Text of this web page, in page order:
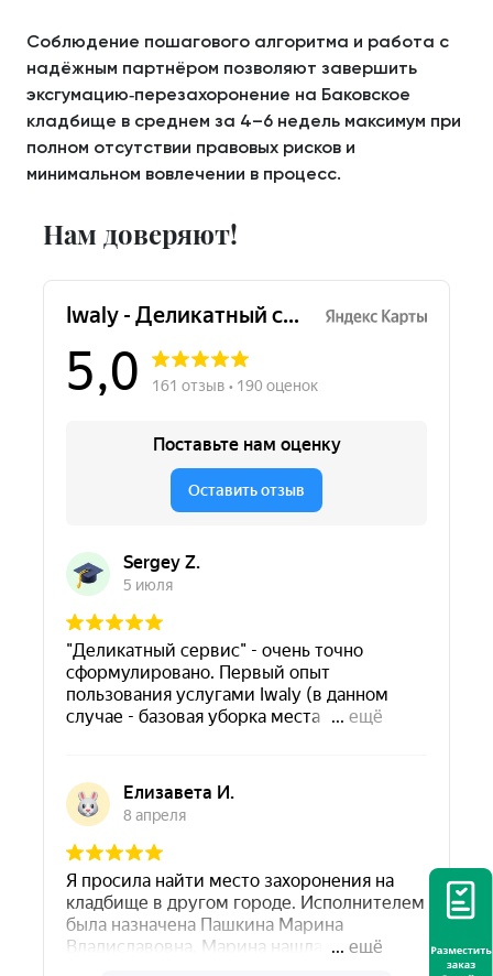
Соблюдение пошагового алгоритма и работа с
надёжным партнёром позволяют завершить
эксгумацию‑перезахоронение на Баковское
кладбище в среднем за 4–6 недель максимум при
полном отсутствии правовых рисков и
минимальном вовлечении в процесс.
Нам доверяют!